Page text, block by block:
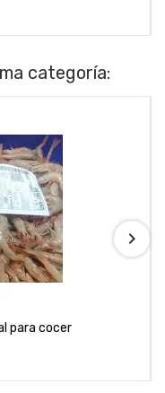
categoría:
para cocer